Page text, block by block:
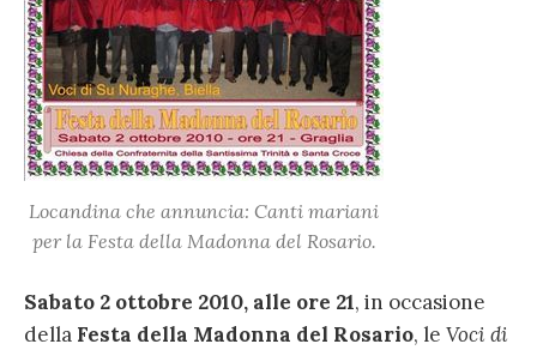
Locandina che annuncia: Canti mariani
per la Festa della Madonna del Rosario.
Sabato 2 ottobre 2010, alle ore 21, in occasione
della Festa della Madonna del Rosario, le Voci di